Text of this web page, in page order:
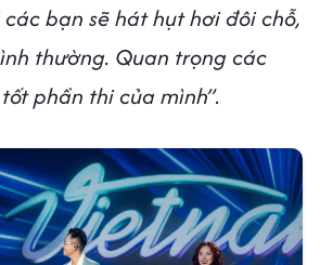
bạn sẽ hát hụt hơi đôi chỗ,
thường. Quan trọng các
phần thi của mình”.